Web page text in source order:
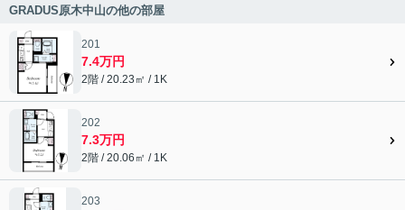
GRADUS原木中山の他の部屋
201
7.4万円
2階 / 20.23㎡ / 1K
202
7.3万円
2階 / 20.06㎡ / 1K
203